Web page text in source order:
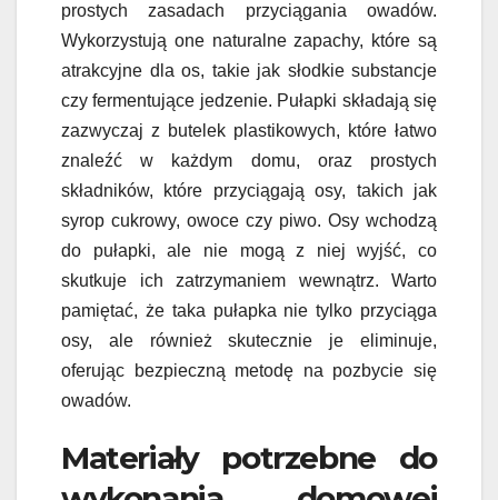
prostych zasadach przyciągania owadów.
Wykorzystują one naturalne zapachy, które są
atrakcyjne dla os, takie jak słodkie substancje
czy fermentujące jedzenie. Pułapki składają się
zazwyczaj z butelek plastikowych, które łatwo
znaleźć w każdym domu, oraz prostych
składników, które przyciągają osy, takich jak
syrop cukrowy, owoce czy piwo. Osy wchodzą
do pułapki, ale nie mogą z niej wyjść, co
skutkuje ich zatrzymaniem wewnątrz. Warto
pamiętać, że taka pułapka nie tylko przyciąga
osy, ale również skutecznie je eliminuje,
oferując bezpieczną metodę na pozbycie się
owadów.
Materiały potrzebne do